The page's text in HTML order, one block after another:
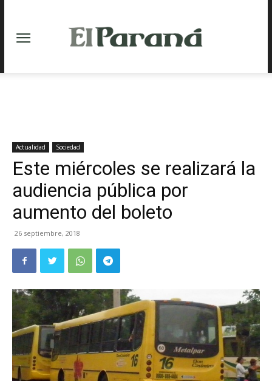
Actualidad Sociedad
Este miércoles se realizará la
audiencia pública por
aumento del boleto
26 septiembre, 2018